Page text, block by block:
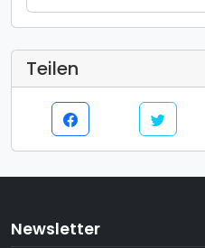
Teilen
Newsletter